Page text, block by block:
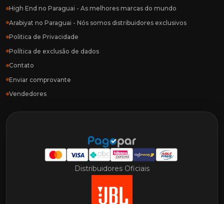
High End no Paraguai - As melhores marcas do mundo
Arabiyat no Paraguai - Nós somos distribuidores exclusivos
Politica de Privacidade
Política de exclusão de dados
Contato
Enviar comprovante
Vendedores
Distribuidores Oficiais